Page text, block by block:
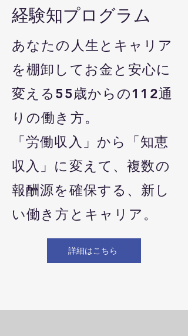
​経験知プログラム
あなたの人生とキャリア
を棚卸してお金と安心に
変える55歳からの112通
りの働き方。
「労働収入」から「知恵
収入」に変えて、複数の
報酬源を確保する、新し
い働き方とキャリア。
詳細はこちら